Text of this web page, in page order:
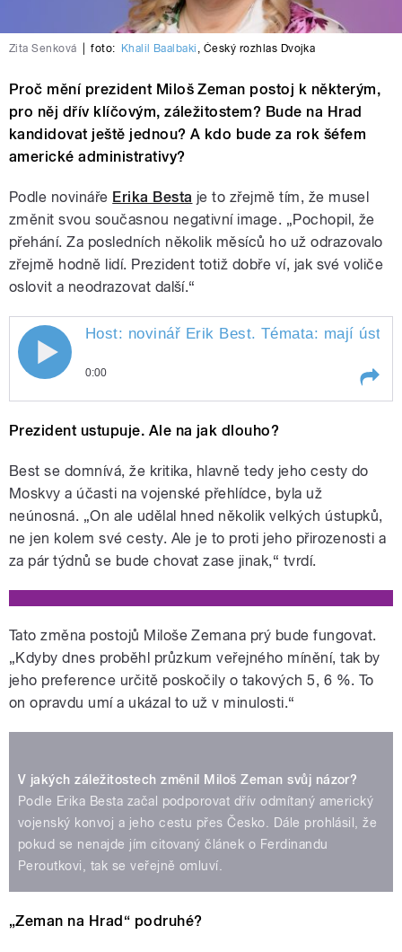
Zita Senková foto: Khalil Baalbaki , Český rozhlas Dvojka
Proč mění prezident Miloš Zeman postoj k některým,
pro něj dřív klíčovým, záležitostem? Bude na Hrad
kandidovat ještě jednou? A kdo bude za rok šéfem
americké administrativy?
Podle novináře Erika Besta je to zřejmě tím, že musel
změnit svou současnou negativní image. „Pochopil, že
přehání. Za posledních několik měsíců ho už odrazovalo
zřejmě hodně lidí. Prezident totiž dobře ví, jak své voliče
oslovit a neodrazovat další.“
pause
Host: novinář Erik Best. Témata: mají
0:00
mají ústupky Miloše Zemana jen
diplomatická roztržka s
velvyslancem USA; kdo bude
příštím americkým prezidentem?
Moderuje Zita
Prezident ustupuje. Ale na jak dlouho?
Best se domnívá, že kritika, hlavně tedy jeho cesty do
Moskvy a účasti na vojenské přehlídce, byla už
neúnosná. „On ale udělal hned několik velkých ústupků,
ne jen kolem své cesty. Ale je to proti jeho přirozenosti a
za pár týdnů se bude chovat zase jinak,“ tvrdí.
Tato změna postojů Miloše Zemana prý bude fungovat.
„Kdyby dnes proběhl průzkum veřejného mínění, tak by
jeho preference určitě poskočily o takových 5, 6 %. To
on opravdu umí a ukázal to už v minulosti.“
V jakých záležitostech změnil Miloš Zeman svůj názor?
Podle Erika Besta začal podporovat dřív odmítaný americký
vojenský konvoj a jeho cestu přes Česko. Dále prohlásil, že
pokud se nenajde jím citovaný článek o Ferdinandu
Peroutkovi, tak se veřejně omluví.
„Zeman na Hrad“ podruhé?